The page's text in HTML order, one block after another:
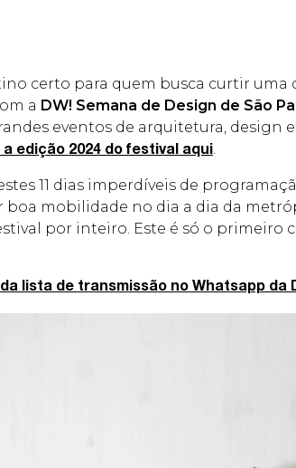
certo para quem busca curtir uma
a DW! Semana de Design de São
eventos de arquitetura, design
edição 2024 do festival aqui.
11 dias imperdíveis de
mobilidade no dia a dia da
por inteiro. Este é só o primeiro
lista de transmissão no Whatsapp da